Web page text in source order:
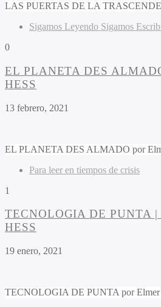
LAS PUERTAS DE LA
Sigamos Leyendo Sigamos
0
EL PLANETA DES
HESS
13 febrero, 2021
EL PLANETA DES ALMADO por
Para leer en tiempos de crisis
1
TECNOLOGIA DE PUNTA
HESS
19 enero, 2021
TECNOLOGIA DE PUNTA por Elmer